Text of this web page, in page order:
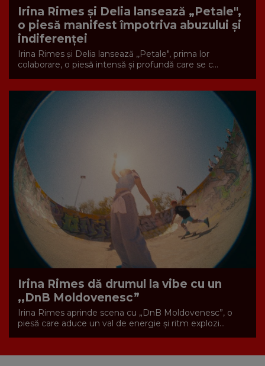
Irina Rimes și Delia lansează „Petale",
o piesă manifest împotriva abuzului și
indiferenței
Irina Rimes și Delia lansează ,,Petale", prima lor
colaborare, o piesă intensă și profundă care se c...
Irina Rimes dă drumul la vibe cu un
,,DnB Moldovenesc”
Irina Rimes aprinde scena cu „DnB Moldovenesc”, o
piesă care aduce un val de energie și ritm explozi...